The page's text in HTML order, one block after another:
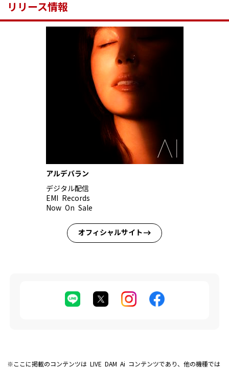
リリース情報
アルデバラン
デジタル配信
EMI Records
Now On Sale
オフィシャルサイト
※ここに掲載のコンテンツは LIVE DAM Ai コンテンツであり、他の機種では